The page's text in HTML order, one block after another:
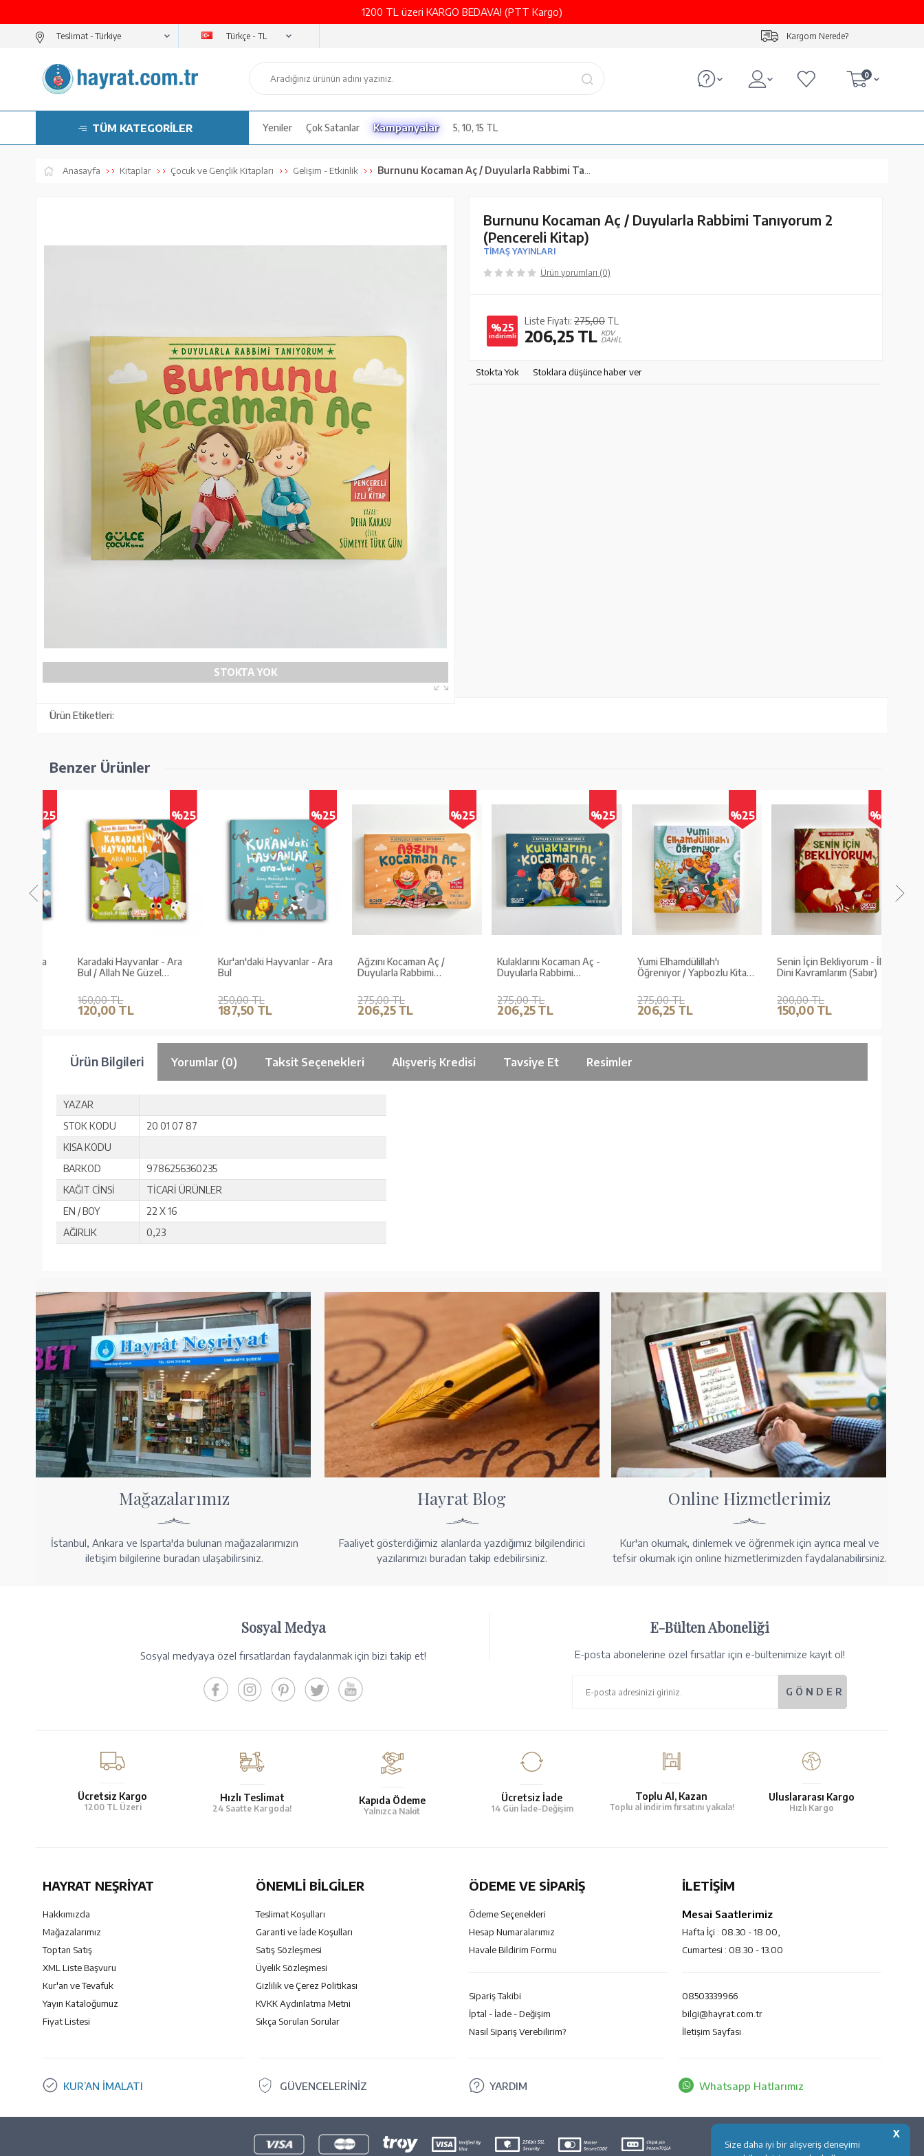
X
Size daha iyi bir alışveriş deneyimi
1200 TL üzeri KARGO BEDAVA! (PTT Kargo)
Teslimat - Türkçe - TL Kargom Nerede?
0
TÜM KATEGORİLER Yeniler Çok Satanlar Kampanyalar 5, 10, 15 TL
Anasayfa Kitaplar Çocuk ve Gençlik Kitapları Gelişim - Etkinlik Burnunu Kocaman Aç / Duyularla Rabbimi Tanıyorum 2 (Pencereli Kitap)
STOKTA YOK
Burnunu Kocaman Aç / Duyularla Rabbimi Tanıyorum 2
(Pencereli Kitap)
TİMAŞ YAYINLARI
Ürün yorumları (0)
%25
indirimli
Liste Fiyatı: 275,00 TL
206,25TL KDV
DAHİL
Stokta Yok Stoklara düşünce haber ver
Ürün Etiketleri:
Benzer Ürünler
%25
Karadaki Hayvanlar - Ara
Bul / Allah Ne Güzel
160,00 TL
120,00 TL
%25
Kur'an'daki Hayvanlar - Ara
250,00 TL
187,50 TL
%25
Ağzını Kocaman Aç /
Duyularla Rabbimi
Kitap)
275,00 TL
206,25 TL
%25
Kulaklarını Kocaman Aç -
Duyularla Rabbimi
Kitap)
275,00 TL
206,25 TL
%25
Yumi Elhamdülillah'ı
Öğreniyor / Yapbozlu Kitap
275,00 TL
206,25 TL
%25
Senin İçin Bekliyorum - İlk
Dini Kavramlarım (Sabır)
200,00 TL
150,00 TL
Ürün Bilgileri Yorumlar (0) Taksit Seçenekleri Alışveriş Kredisi Tavsiye Et Resimler
YAZAR
STOK KODU
20 01 07 87
KISA KODU
BARKOD
9786256360235
KAĞIT CİNSİ
TİCARİ ÜRÜNLER
EN / BOY
22 X 16
AĞIRLIK
0,23
Mağazalarımız
İstanbul, Ankara ve Isparta'da bulunan mağazalarımızın
iletişim bilgilerine buradan ulaşabilirsiniz.
Hayrat Blog
Faaliyet gösterdiğimiz alanlarda yazdığımız bilgilendirici
yazılarımızı buradan takip edebilirsiniz.
Online Hizmetlerimiz
Kur'an okumak, dinlemek ve öğrenmek için ayrıca meal ve
tefsir okumak için online hizmetlerimizden faydalanabilirsiniz.
Sosyal Medya
Sosyal medyaya özel fırsatlardan faydalanmak için bizi takip et!
E-Bülten Aboneliği
E-posta abonelerine özel fırsatlar için e-bültenimize kayıt ol!
Ücretsiz Kargo
1200 TL Üzeri
Hızlı Teslimat
24 Saatte Kargoda!
Kapıda Ödeme
Yalnızca Nakit
Ücretsiz İade
14 Gün İade-Değişim
Toplu Al, Kazan
Toplu al indirim fırsatını yakala!
Uluslararası Kargo
Hızlı Kargo
HAYRAT NEŞRIYAT
Hakkımızda
Mağazalarımız
Toptan Satış
XML Liste Başvuru
Kur'an ve Tevafuk
Yayın Kataloğumuz
Fiyat Listesi
ÖNEMLI BILGILER
Teslimat Koşulları
Garanti ve İade Koşulları
Satış Sözleşmesi
Üyelik Sözleşmesi
Gizlilik ve Çerez Politikası
KVKK Aydınlatma Metni
Sıkça Sorulan Sorular
ÖDEME VE SİPARİŞ
Ödeme Seçenekleri
Hesap Numaralarımız
Havale Bildirim Formu
Sipariş Takibi
İptal - İade - Değişim
Nasıl Sipariş Verebilirim?
İLETİŞİM
Mesai Saatlerimiz
Hafta İçi : 08.30 - 18.00,
Cumartesi : 08.30 - 13.00
08503339966
bilgi@hayrat.com.tr
İletişim Sayfası
KUR’AN İMALATI GÜVENCELERİNİZ YARDIM Whatsapp Hatlarımız